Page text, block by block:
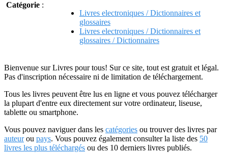
Catégorie :
Livres electroniques / Dictionnaires et
glossaires
Livres electroniques / Dictionnaires et
glossaires / Dictionnaires
Bienvenue sur Livres pour tous! Sur ce site, tout est gratuit et légal.
Pas d'inscription nécessaire ni de limitation de téléchargement.
Tous les livres peuvent être lus en ligne et vous pouvez télécharger
la plupart d'entre eux directement sur votre ordinateur, liseuse,
tablette ou smartphone.
Vous pouvez naviguer dans les catégories ou trouver des livres par
auteurou pays. Vous pouvez également consulter la liste des 50
livres les plus téléchargés ou des 10 derniers livres publiés.